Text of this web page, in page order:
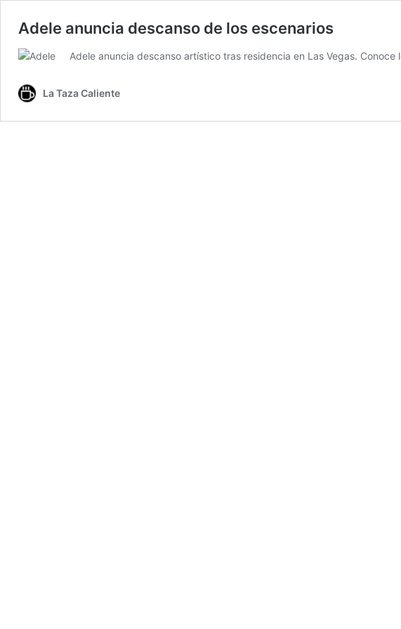
Adele anuncia descanso de los escenarios
Adele anuncia descanso artístico tras residencia en Las Vegas.
La Taza Caliente